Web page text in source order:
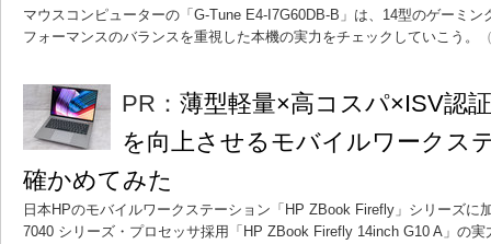
マウスコンピューターの「G-Tune E4-I7G60DB-B」は、14型のゲーミ
フォーマンスのバランスを重視した本機の実力をチェックしていこう。
PR： 薄型軽量×高コスパ×ISV認
を向上させるモバイルワークス
確かめてみた
日本HPのモバイルワークステーション「HP ZBook Firefly」シリーズに
7040 シリーズ・プロセッサ採用「HP ZBook Firefly 14inch G10 A」の